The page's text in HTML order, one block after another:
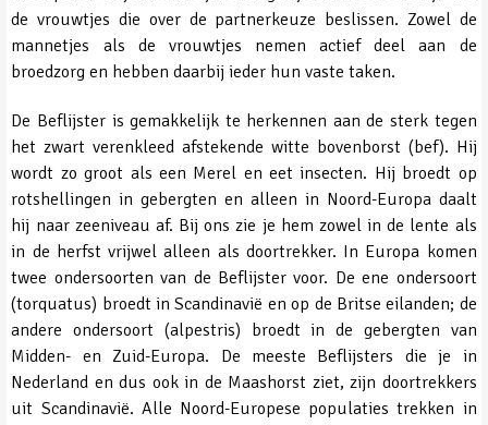
de vrouwtjes die over de partnerkeuze beslissen. Zowel de
mannetjes als de vrouwtjes nemen actief deel aan de
broedzorg en hebben daarbij ieder hun vaste taken.
De Beflijster is gemakkelijk te herkennen aan de sterk tegen
het zwart verenkleed afstekende witte bovenborst (bef). Hij
wordt zo groot als een Merel en eet insecten. Hij broedt op
rotshellingen in gebergten en alleen in Noord-Europa daalt
hij naar zeeniveau af. Bij ons zie je hem zowel in de lente als
in de herfst vrijwel alleen als doortrekker. In Europa komen
twee ondersoorten van de Beflijster voor. De ene ondersoort
(torquatus) broedt in Scandinavië en op de Britse eilanden; de
andere ondersoort (alpestris) broedt in de gebergten van
Midden- en Zuid-Europa. De meeste Beflijsters die je in
Nederland en dus ook in de Maashorst ziet, zijn doortrekkers
uit Scandinavië. Alle Noord-Europese populaties trekken in